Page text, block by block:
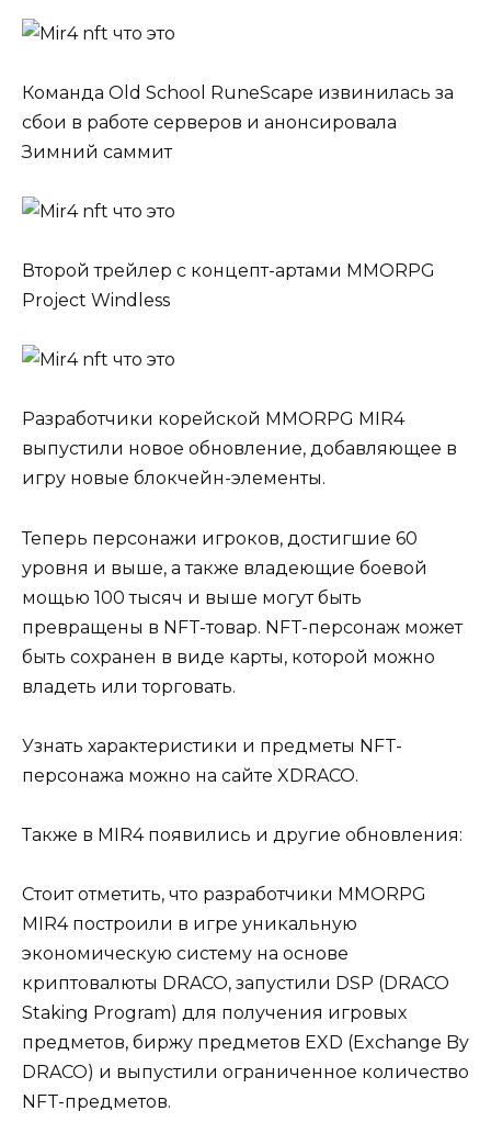
Команда Old School RuneScape извинилась за
сбои в работе серверов и анонсировала
Зимний саммит
Второй трейлер с концепт-артами MMORPG
Project Windless
Разработчики корейской MMORPG MIR4
выпустили новое обновление, добавляющее в
игру новые блокчейн-элементы.
Теперь персонажи игроков, достигшие 60
уровня и выше, а также владеющие боевой
мощью 100 тысяч и выше могут быть
превращены в NFT-товар. NFT-персонаж может
быть сохранен в виде карты, которой можно
владеть или торговать.
Узнать характеристики и предметы NFT-
персонажа можно на сайте XDRACO.
Также в MIR4 появились и другие обновления:
Стоит отметить, что разработчики MMORPG
MIR4 построили в игре уникальную
экономическую систему на основе
криптовалюты DRACO, запустили DSP (DRACO
Staking Program) для получения игровых
предметов, биржу предметов EXD (Exchange By
DRACO) и выпустили ограниченное количество
NFT-предметов.